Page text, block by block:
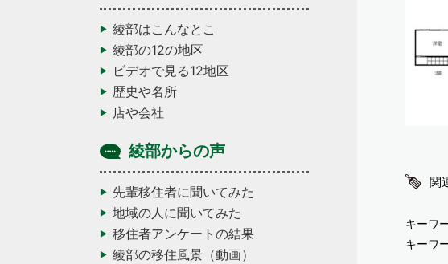
関
キーワ
キーワ
綾部はこんなとこ
綾部の12の地区
ビデオで見る12地区
歴史や名所
店や会社
綾部からの声
先輩移住者に聞いてみた
地域の人に聞いてみた
移住者アンケートの結果
綾部の移住風景（動画）